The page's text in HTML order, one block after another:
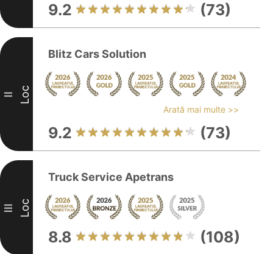
9.2 (73)
II Loc
Blitz Cars Solution
Arată mai multe >>
9.2 (73)
III Loc
Truck Service Apetrans
8.8 (108)